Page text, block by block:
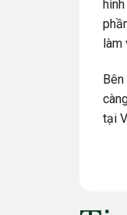
làm
tại